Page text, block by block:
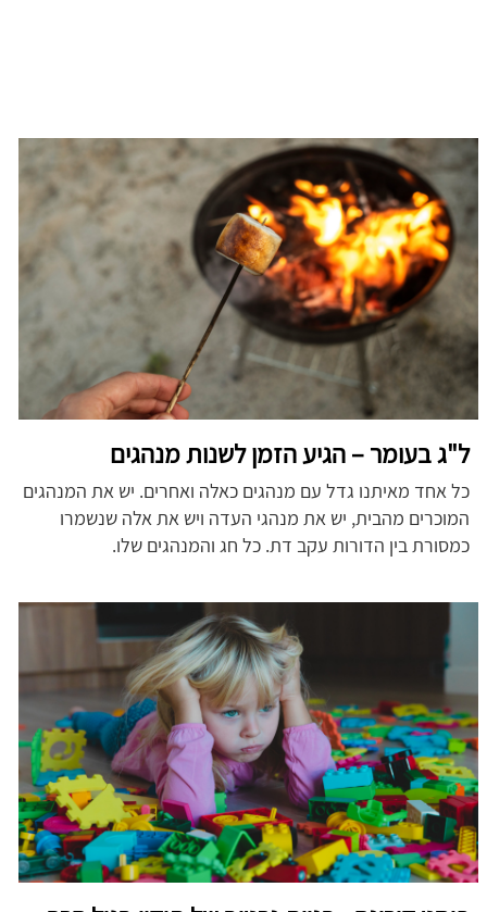
ל"ג בעומר – הגיע הזמן לשנות מנהגים
כל אחד מאיתנו גדל עם מנהגים כאלה ואחרים. יש את המנהגים
המוכרים מהבית, יש את מנהגי העדה ויש את אלה שנשמרו
כמסורת בין הדורות עקב דת. כל חג והמנהגים שלו.